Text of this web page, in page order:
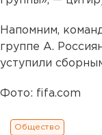
Напомним,
группе А.
уступили
Фото: fifa.com
Общество